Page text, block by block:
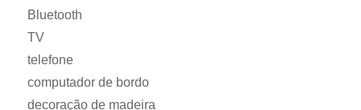
Bluetooth
TV
telefone
computador de bordo
decoração de madeira